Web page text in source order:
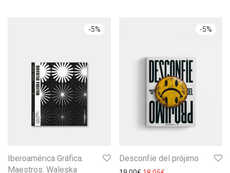
-5%
Iberoamérica Gráfica.
Maestros: Waleska
-5%
Desconfíe del prójimo